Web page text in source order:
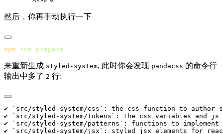
然后，你再手动执行一下
npm run
来重新生成 styled-system, 此时你会发现 pandacss 的命令行
输出中多了 2 行: